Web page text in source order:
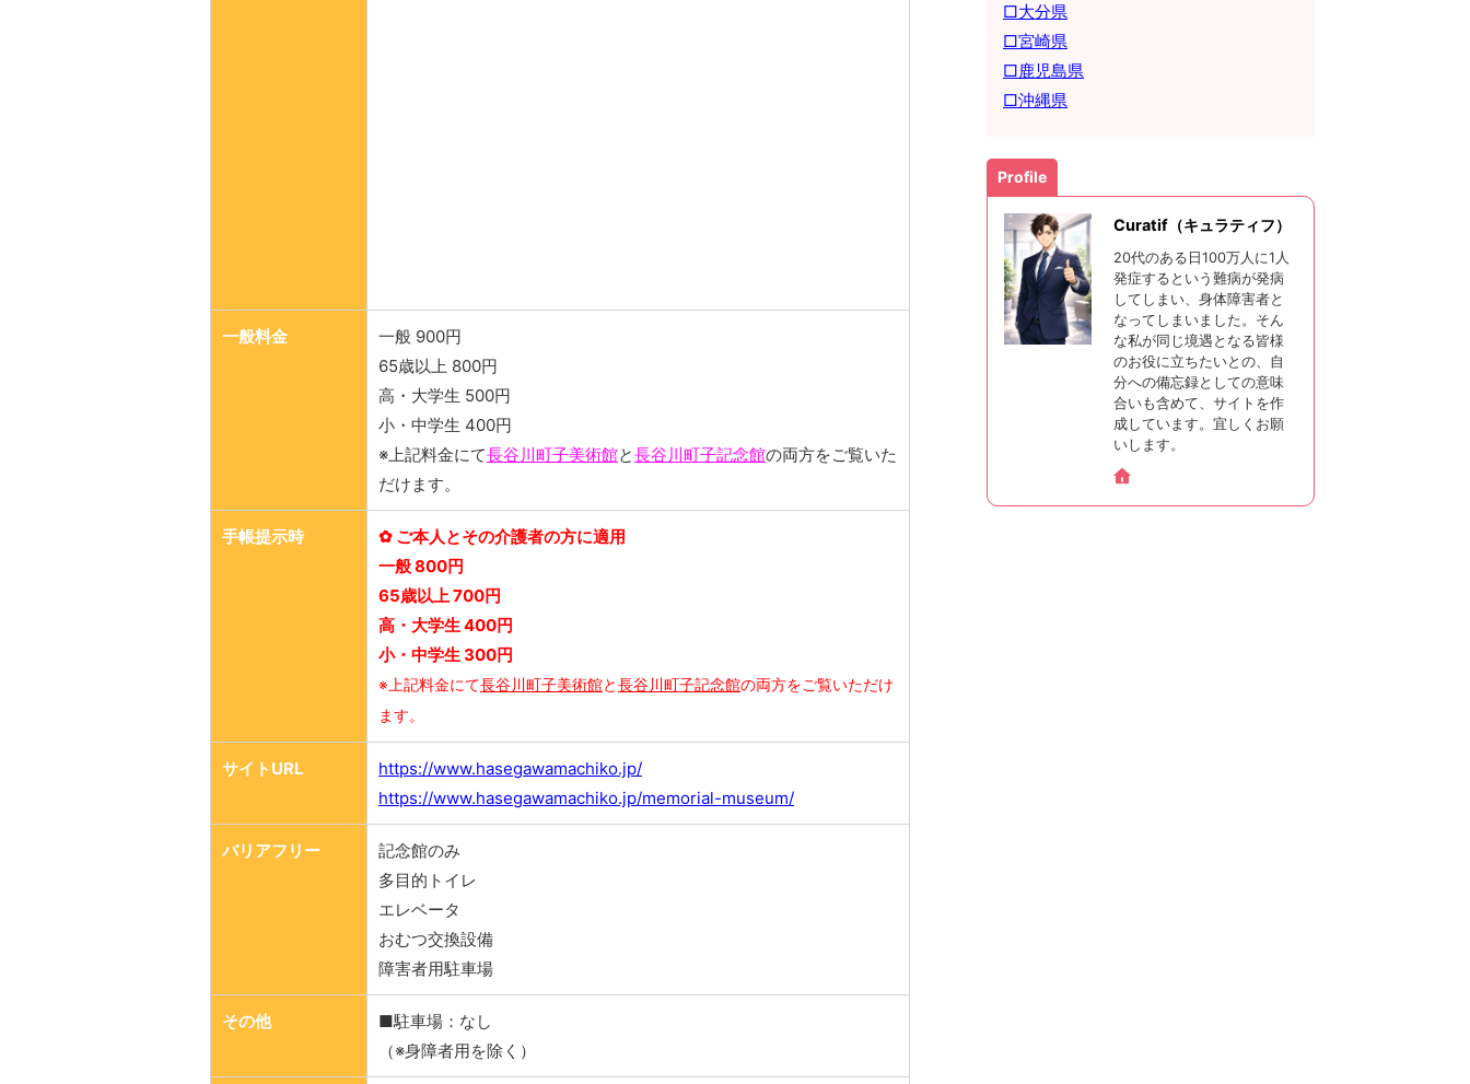
一般料金
一般 900円
65歳以上 800円
高・大学生 500円
小・中学生 400円
※上記料金にて長谷川町子美術館と長谷川町子記念館の両方をご覧いた
だけます。
手帳提示時
✿ ご本人とその介護者の方に適用
一般 800円
65歳以上 700円
高・大学生 400円
小・中学生 300円
※上記料金にて長谷川町子美術館と長谷川町子記念館の両方をご覧いただけ
ます。
サイトURL
https://www.hasegawamachiko.jp/
https://www.hasegawamachiko.jp/memorial-museum/
バリアフリー
記念館のみ
多目的トイレ
エレベータ
おむつ交換設備
障害者用駐車場
その他
■駐車場：なし
（※身障者用を除く）
□大分県
□宮崎県
□鹿児島県
□沖縄県
Profile
Curatif（キュラティフ）
20代のある日100万人に1人
発症するという難病が発病
してしまい、身体障害者と
なってしまいました。そん
な私が同じ境遇となる皆様
のお役に立ちたいとの、自
分への備忘録としての意味
合いも含めて、サイトを作
成しています。宜しくお願
いします。